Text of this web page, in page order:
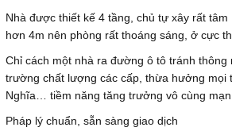
Nhà được thiết kế 4 tầng, chủ tự xây rất
hơn 4m nên phòng rất thoáng sáng, ở cực
Chỉ cách một nhà ra đường ô tô tránh thông
trường chất lượng các cấp, thừa hưởng mọi
Nghĩa… tiềm năng tăng trưởng vô cùng
Pháp lý chuẩn, sẵn sàng giao dịch